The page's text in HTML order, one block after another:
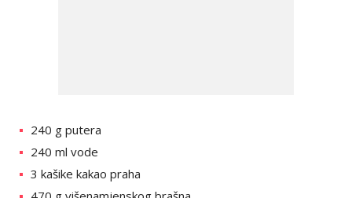
240 g putera
240 ml vode
3 kašike kakao praha